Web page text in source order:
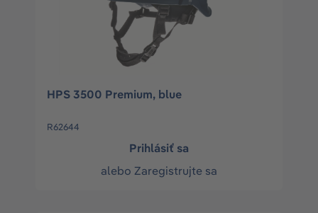
HPS 3500 Premium, blue
R62644
Prihlásiť sa
alebo Zaregistrujte sa